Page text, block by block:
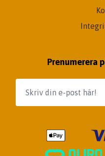
Prenumerera